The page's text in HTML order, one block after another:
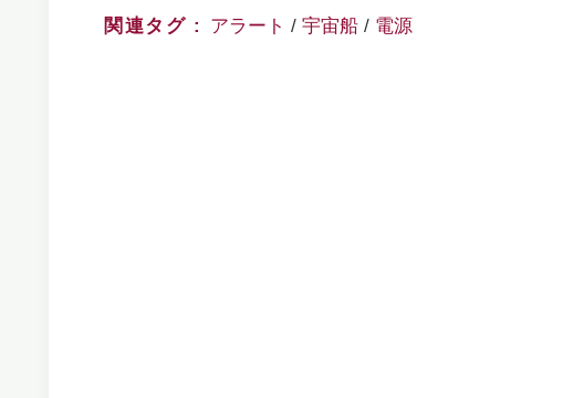
関連タグ アラート / 宇宙船/ 電源